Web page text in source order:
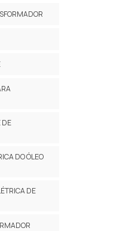
DE
DO ÓLEO
DE